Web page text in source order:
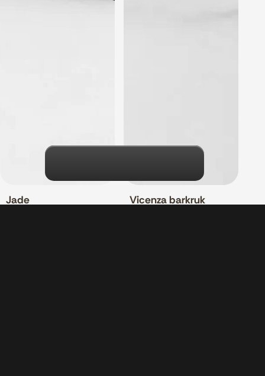
Jade Vicenza barkruk